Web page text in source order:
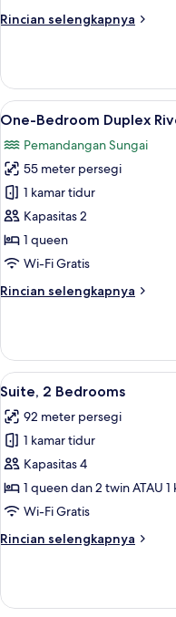
Rincian selengkapnya
Rincian
One-
Bedroom
Duplex
Lihat
semua
foto
untuk
One-
Bedroom
Duplex
River
6
One-Bedroom Duplex
Pemandangan Sungai
55 meter persegi
1 kamar tidur
Kapasitas 2
1 queen
Wi-Fi Gratis
Rincian selengkapnya
Rincian
One-
Bedroom
Duplex
View
Lihat
semua
foto
untuk
Suite,
2
Bedrooms
6
Suite, 2 Bedrooms
92 meter persegi
1 kamar tidur
Kapasitas 4
1 queen dan 2 twin ATAU
Wi-Fi Gratis
Rincian selengkapnya
Rincian
Suite,